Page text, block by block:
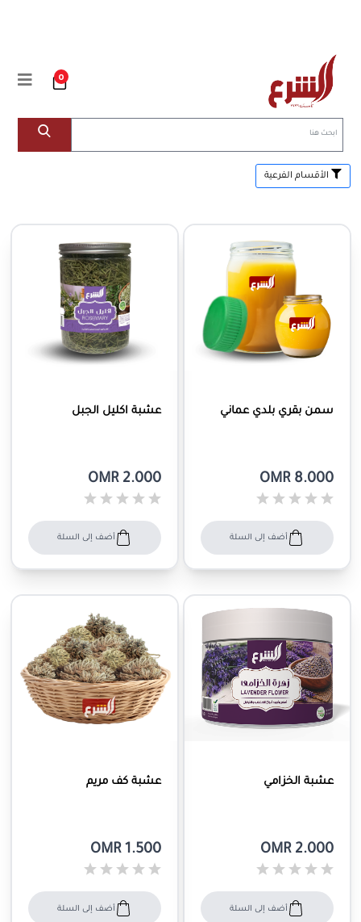
0
سمن بقري بلدي عماني
OMR 8.000
أضف إلى السلة
عشبة اكليل الجبل
OMR 2.000
أضف إلى السلة
عشبة الخزامي
OMR 2.000
أضف إلى السلة
عشبة كف مريم
OMR 1.500
أضف إلى السلة